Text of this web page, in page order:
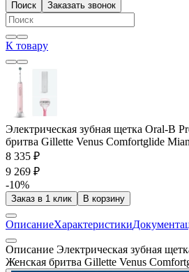
Поиск Заказать звонок
К товару
Электрическая зубная щетка Oral-B
бритва Gillette Venus Comfortglide
8 335 ₽
9 269 ₽
-10%
Заказ в 1 клик В корзину
ОписаниеХарактеристики
Описание Электрическая зубная
Женская бритва Gillette Venus